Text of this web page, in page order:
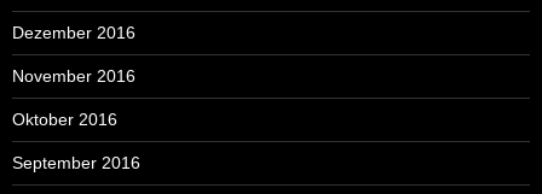
Dezember 2016
November 2016
Oktober 2016
September 2016